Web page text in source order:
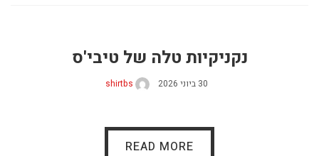
נקניקיות טלה של טיבי'ס
30 ביוני 2026
READ MORE